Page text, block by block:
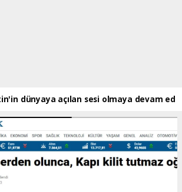
dünyaya açılan sesi olmaya devam